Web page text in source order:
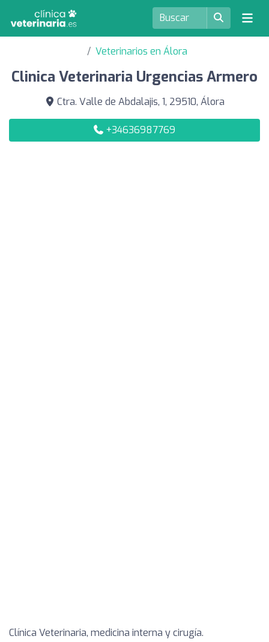
Veterinarios en Álora
Clinica Veterinaria Urgencias Armero
Ctra. Valle de Abdalajis, 1, 29510, Álora
+34636987769
Clínica Veterinaria, medicina interna y cirugía.